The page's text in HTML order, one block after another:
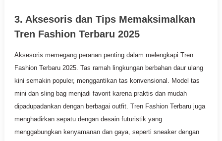
3. Aksesoris dan Tips Memaksimalkan
Tren Fashion Terbaru 2025
Aksesoris memegang peranan penting dalam melengkapi Tren
Fashion Terbaru 2025. Tas ramah lingkungan berbahan daur ulang
kini semakin populer, menggantikan tas konvensional. Model tas
mini dan sling bag menjadi favorit karena praktis dan mudah
dipadupadankan dengan berbagai outfit. Tren Fashion Terbaru juga
menghadirkan sepatu dengan desain futuristik yang
menggabungkan kenyamanan dan gaya, seperti sneaker dengan